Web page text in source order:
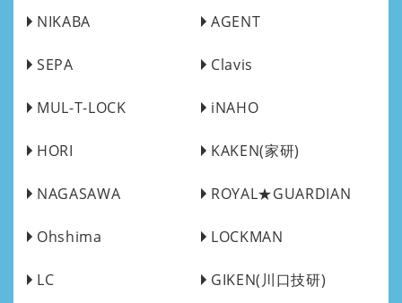
NIKABA AGENT
SEPA Clavis
MUL-T-LOCK iNAHO
HORI KAKEN(家研)
NAGASAWA ROYAL★GUARDIAN
Ohshima LOCKMAN
LC GIKEN(川口技研)